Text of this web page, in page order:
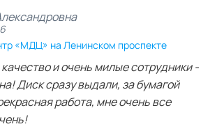
«МДЦ» на Ленинском проспекте
и очень милые сотрудники -
Диск сразу выдали, за бумагой
работа, мне очень все